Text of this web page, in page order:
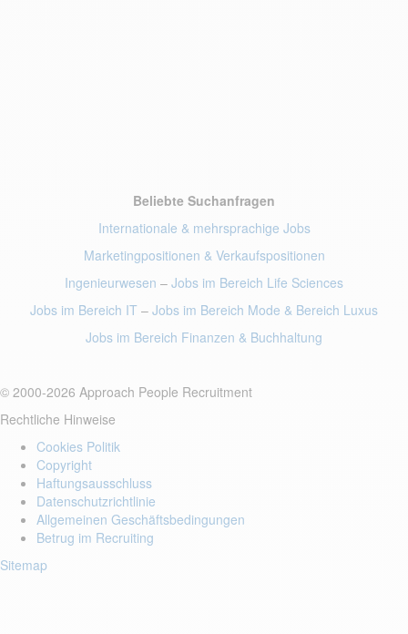
Beliebte Suchanfragen
Internationale & mehrsprachige Jobs
Marketingpositionen & Verkaufspositionen
Ingenieurwesen – Jobs im Bereich Life Sciences
Jobs im Bereich IT – Jobs im Bereich Mode & Bereich Luxus
Jobs im Bereich Finanzen & Buchhaltung
© 2000-2026 Approach People Recruitment
Rechtliche Hinweise
Cookies Politik
Copyright
Haftungsausschluss
Datenschutzrichtlinie
Allgemeinen Geschäftsbedingungen
Betrug im Recruiting
Sitemap